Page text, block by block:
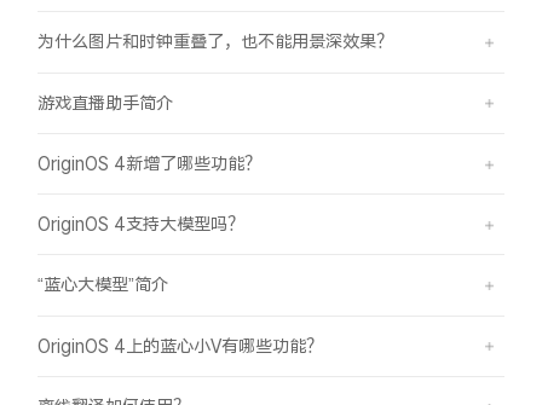
为什么图片和时钟重叠了，也不能用景深效果？
游戏直播助手简介
OriginOS 4新增了哪些功能？
OriginOS 4支持大模型吗？
“蓝心大模型”简介
OriginOS 4上的蓝心小V有哪些功能？